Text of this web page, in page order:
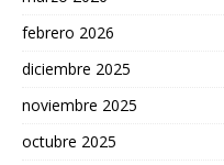
febrero 2026
diciembre 2025
noviembre 2025
octubre 2025